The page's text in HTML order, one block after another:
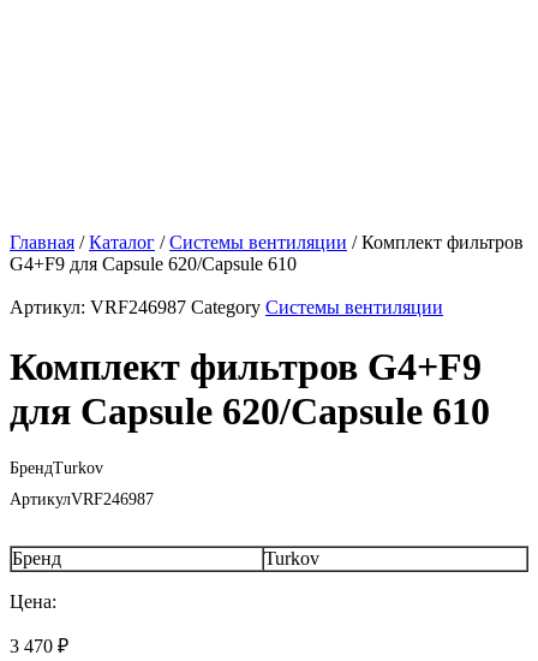
Главная /Каталог /Системы вентиляции / Комплект фильтров
G4+F9 для Capsule 620/Capsule 610
Артикул: VRF246987 Category Системы вентиляции
Комплект фильтров G4+F9
для Capsule 620/Capsule 610
БрендTurkov
АртикулVRF246987
Бренд Turkov
Цена:
3 470 ₽